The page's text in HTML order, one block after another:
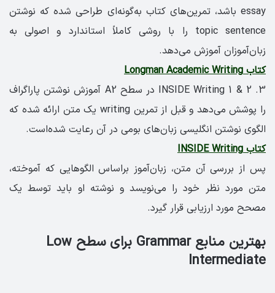
essay باشد، تمرین‌های کتاب به‌گونه‌ای طراحی شده که نوشتن
topic sentence را با روشی کاملاً استاندارد و اصولی به
زبان‌آموزان آموزش می‌دهد.
کتاب Longman Academic Writing
3. INSIDE Writing 1 & 2 در سطح A2 آموزش نوشتن پاراگراف
را پوشش می‌دهد و قبل از تمرین writing یک متن ارائه شده که
الگوی نوشتن انگلیسی زبان‌های بومی در آن رعایت شده‌است.
کتاب INSIDE Writing
پس از بررسی آن متن، زبان‌آموز بر‌اساس الگوهایی که آموخته،
متن مورد نظر خود را می‌نویسد و نوشته او باید توسط یک
مصحح مورد ارزیابی قرار گیرد.
بهترین منابع Grammar برای سطح Low
Intermediate